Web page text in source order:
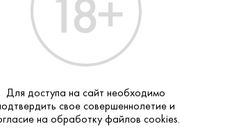
Регион:
Тип:
Для доступа на сайт необходимо
свое совершеннолетие и
на обработку файлов cookies.